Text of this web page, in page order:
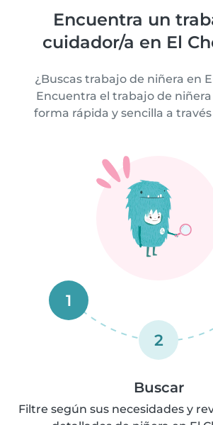
Encuentra un
cuidador/a en El
¿Buscas trabajo de niñera en
Encuentra el trabajo de
forma rápida y sencilla a
1
2
Buscar
Filtre según sus necesidades y